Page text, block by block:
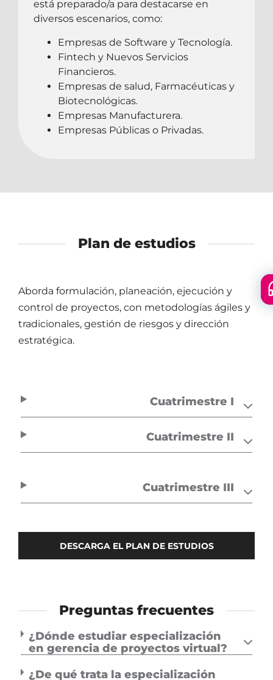
está preparado/a para destacarse en
diversos escenarios, como:
Empresas de Software y Tecnología.
Fintech y Nuevos Servicios
Financieros.
Empresas de salud, Farmacéuticas y
Biotecnológicas.
Empresas Manufacturera.
Empresas Públicas o Privadas.
Plan de estudios
Aborda formulación, planeación, ejecución y
control de proyectos, con metodologías ágiles y
tradicionales, gestión de riesgos y dirección
estratégica.
Cuatrimestre I
Cuatrimestre II
Cuatrimestre III
DESCARGA EL PLAN DE ESTUDIOS
Preguntas frecuentes
¿Dónde estudiar especialización
en gerencia de proyectos virtual?
¿De qué trata la especialización